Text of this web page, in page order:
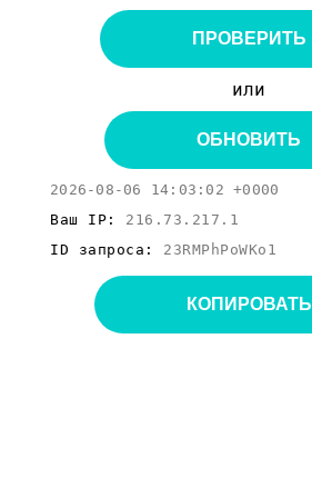
ПРОВЕРИТЬ
или
ОБНОВИТЬ
2026-08-06 14:03:02 +0000
Ваш IP: 216.73.217.1
ID запроса: 23RMPhPoWKo1
КОПИРОВАТЬ